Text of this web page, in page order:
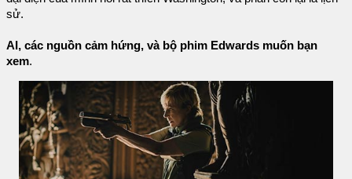
sử.
AI, các nguồn cảm hứng, và bộ phim Edwards muốn bạn
xem.